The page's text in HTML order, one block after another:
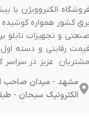
الکتروویژن
کشور همواره
و تجهیزات تابلو
رقابتی و دسته
عزیز در سراسر
مشهد - میدان صاحب
الکترونیک سبحان -